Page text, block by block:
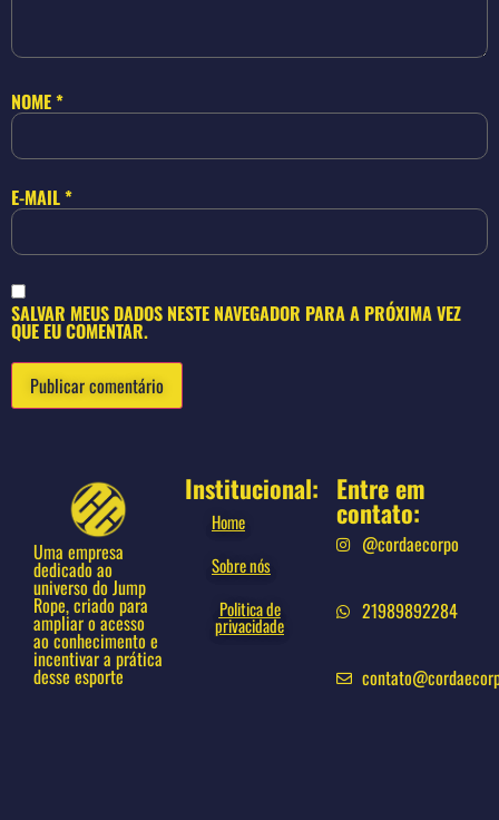
NOME*
E-MAIL*
SALVAR MEUS DADOS NESTE NAVEGADOR PARA A PRÓXIMA VEZ
QUE EU COMENTAR.
Uma empresa
dedicado ao
universo do Jump
Rope, criado para
ampliar o acesso
ao conhecimento e
incentivar a prática
desse esporte
Institucional:
Home
Sobre nós
Politica de
privacidade
Entre em
contato:
@cordaecorpo
21989892284